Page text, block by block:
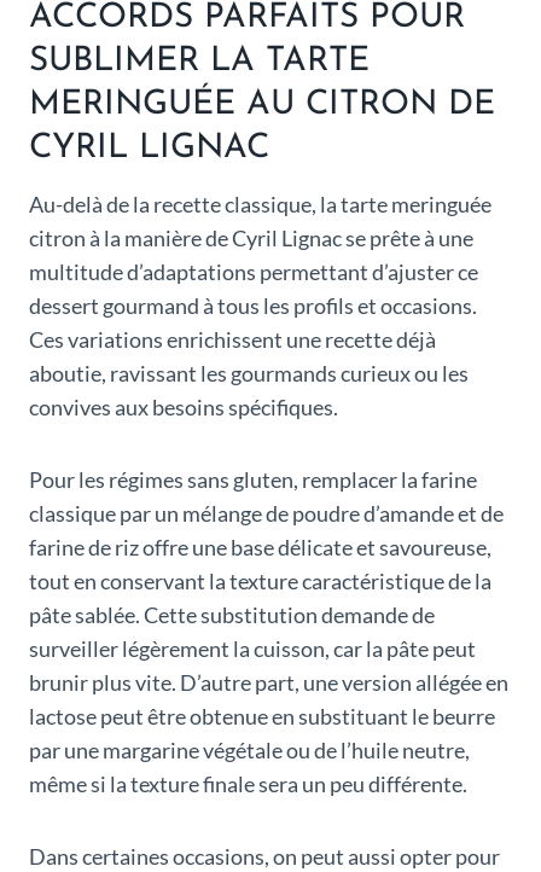
ACCORDS PARFAITS POUR
SUBLIMER LA TARTE
MERINGUÉE AU CITRON DE
CYRIL LIGNAC
Au-delà de la recette classique, la tarte meringuée
citron à la manière de Cyril Lignac se prête à une
multitude d’adaptations permettant d’ajuster ce
dessert gourmand à tous les profils et occasions.
Ces variations enrichissent une recette déjà
aboutie, ravissant les gourmands curieux ou les
convives aux besoins spécifiques.
Pour les régimes sans gluten, remplacer la farine
classique par un mélange de poudre d’amande et de
farine de riz offre une base délicate et savoureuse,
tout en conservant la texture caractéristique de la
pâte sablée. Cette substitution demande de
surveiller légèrement la cuisson, car la pâte peut
brunir plus vite. D’autre part, une version allégée en
lactose peut être obtenue en substituant le beurre
par une margarine végétale ou de l’huile neutre,
même si la texture finale sera un peu différente.
Dans certaines occasions, on peut aussi opter pour